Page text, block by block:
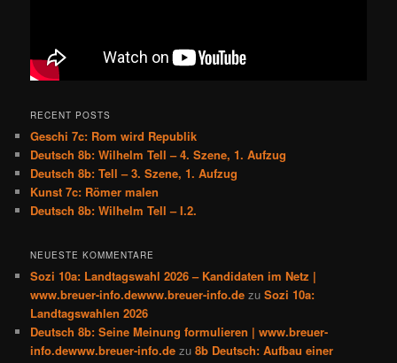
RECENT POSTS
Geschi 7c: Rom wird Republik
Deutsch 8b: Wilhelm Tell – 4. Szene, 1. Aufzug
Deutsch 8b: Tell – 3. Szene, 1. Aufzug
Kunst 7c: Römer malen
Deutsch 8b: Wilhelm Tell – I.2.
NEUESTE KOMMENTARE
Sozi 10a: Landtagswahl 2026 – Kandidaten im Netz |
www.breuer-info.dewww.breuer-info.de zuSozi 10a:
Landtagswahlen 2026
Deutsch 8b: Seine Meinung formulieren | www.breuer-
info.dewww.breuer-info.de zu8b Deutsch: Aufbau einer